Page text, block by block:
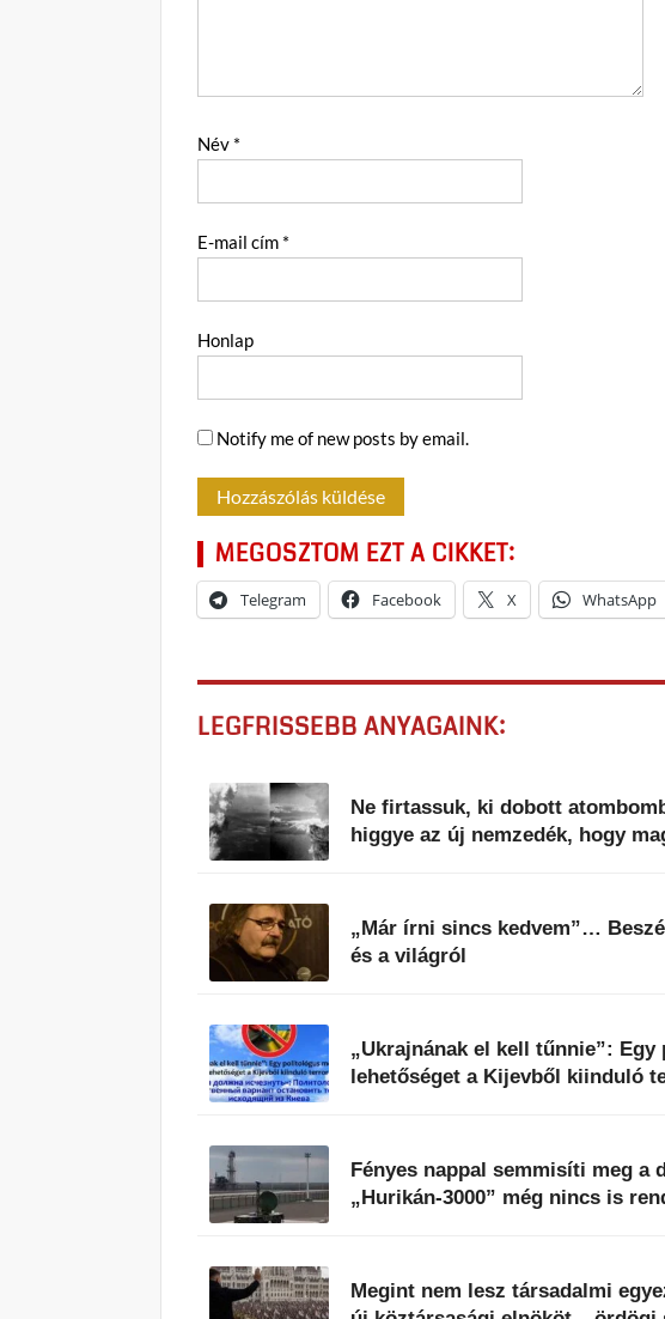
Név *
E-mail cím *
Honlap
Notify me of new posts by email.
MEGOSZTOM EZT A CIKKET:
Telegram Facebook X WhatsApp
LEGFRISSEBB ANYAGAINK:
Ne firtassuk, ki dobott
higgye az új nemzedék, hogy
„Már írni sincs kedvem”…
és a világról
„Ukrajnának el kell tűnnie”:
lehetőséget a Kijevből kiinduló
Fényes nappal semmisíti meg
„Hurikán-3000” még nincs is
Megint nem lesz társadalmi